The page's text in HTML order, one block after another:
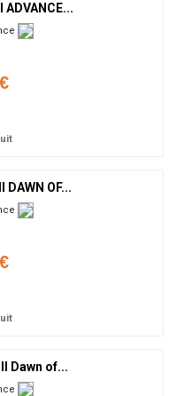
ADVANCE...
DAWN OF...
II Dawn of...